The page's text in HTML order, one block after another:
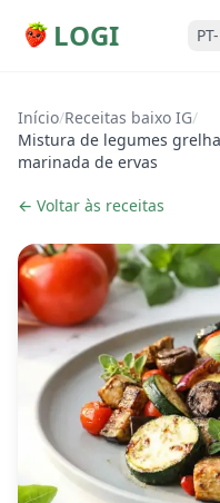
LOGI
Início/Receitas baixo IG/
Mistura de legumes
marinada de ervas
← Voltar às receitas